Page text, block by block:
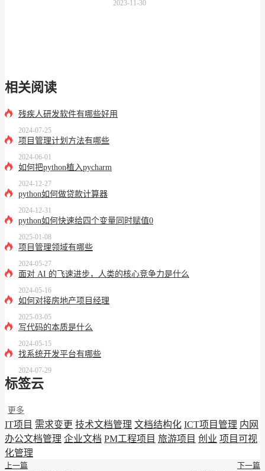
2023-11-30
相关阅读
残疾人研发软件有哪些好用
2024-07-25
项目管理计划方法有哪些
2024-06-01
如何把python植入pycharm
2024-12-27
python如何做贷款计算器
2024-12-31
python如何快速给四个变量同时赋值0
2025-01-08
项目管理领域有哪些
2024-05-27
面对 AI 的飞速进步，人类的核心竞争力是什么
2024-05-16
如何对接房地产项目经理
2025-03-05
写代码的本质是什么
2024-05-15
找系统开发平台有哪些
2024-07-29
标签云
更多
IT项目 需求变更 技术文档管理 文档结构化 ICT项目管理 内网
办公文档管理 企业文档 PM工程项目 旅游项目 创业 项目可视
化管理
上一篇 下一篇